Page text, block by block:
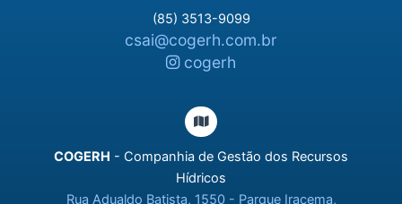
(85) 3513-9099
csai@cogerh.com.br
cogerh
COGERH - Companhia de Gestão dos Recursos
Hídricos
Rua Adualdo Batista, 1550 - Parque Iracema,